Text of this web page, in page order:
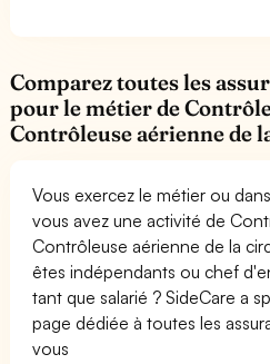
Comparez toutes les
pour le métier de
Contrôleuse aérienne de
Vous exercez le métier ou
vous avez une activité de
Contrôleuse aérienne de la
êtes indépendants ou chef
tant que salarié ? SideCare a
page dédiée à toutes les
vous